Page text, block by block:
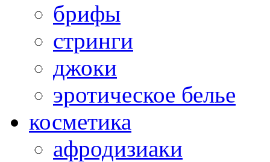
брифы
стринги
джоки
эротическое белье
косметика
афродизиаки